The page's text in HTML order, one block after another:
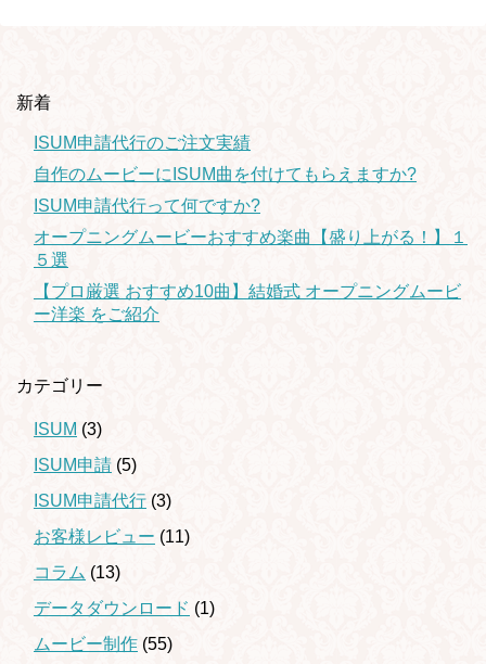
新着
ISUM申請代行のご注文実績
自作のムービーにISUM曲を付けてもらえますか?
ISUM申請代行って何ですか?
オープニングムービーおすすめ楽曲【盛り上がる！】１
５選
【プロ厳選 おすすめ10曲】結婚式 オープニングムービ
ー洋楽 をご紹介
カテゴリー
ISUM (3)
ISUM申請 (5)
ISUM申請代行 (3)
お客様レビュー (11)
コラム (13)
データダウンロード (1)
ムービー制作 (55)